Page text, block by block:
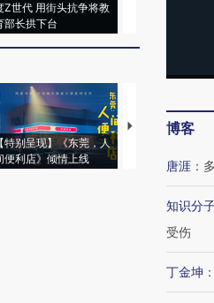
Z世代 用街头抗争将教
部长拱下台
机”？难民潮撕裂
【特别呈现】《东莞，人
便利店》倾情上线
【推广】走进第四
博客
唐涯 ：
知识分
受伤
丁金坤 ：